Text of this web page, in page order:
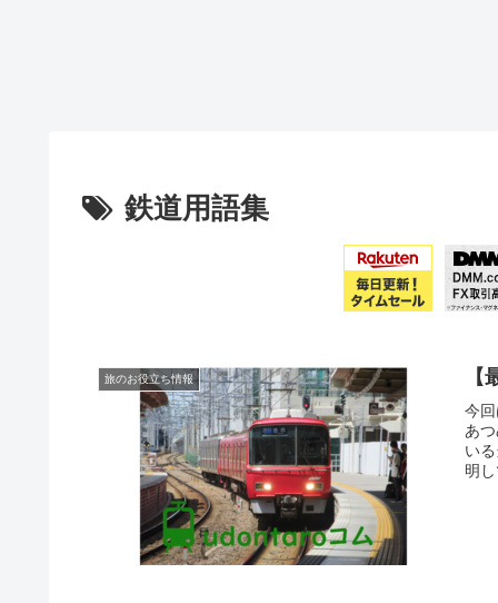
鉄道用語集
旅のお役立ち情報
今
あ
い
明